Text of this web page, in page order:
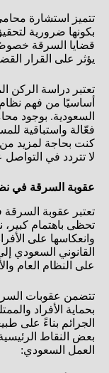
تتميز استشارة
بكونها ضرورية
قضايا السرقة
يؤثر على القرار
تعتبر دراسة الركن
أساسيًا من فهم
السعودية. بوجود
فعّالة واستباقية
كنت بحاجة لمزيد من
لا تتردد في التواصل عبر الرقم
عقوبة السرقة في
تعتبر عقوبة
تحظى باهتمام كبير،
وانعكاسها على
القانوني السعودي
على النظام العام
تتضمن عقوبات
بحماية الأفراد
الجرائم بناءً على
بعض النقاط
العمل السعودي: